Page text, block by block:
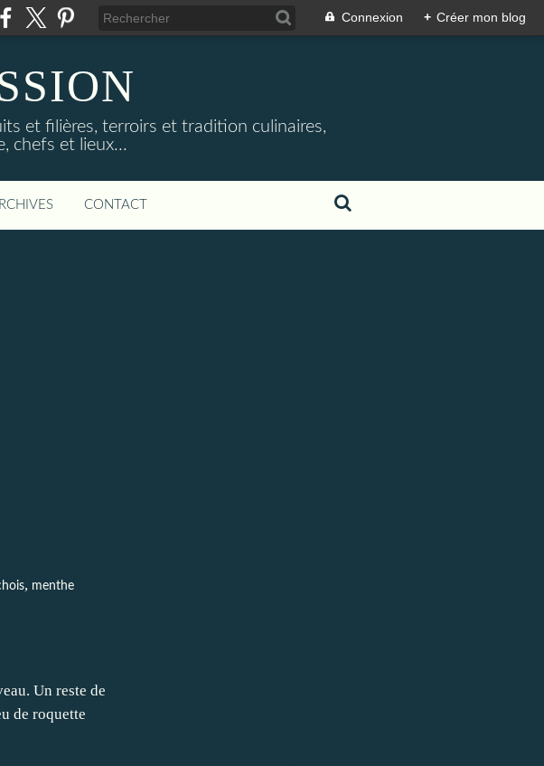
Connexion + Créer mon blog
et filières, terroirs et tradition culinaires,
chefs et lieux...
CONTACT
, menthe
Un reste de
de roquette